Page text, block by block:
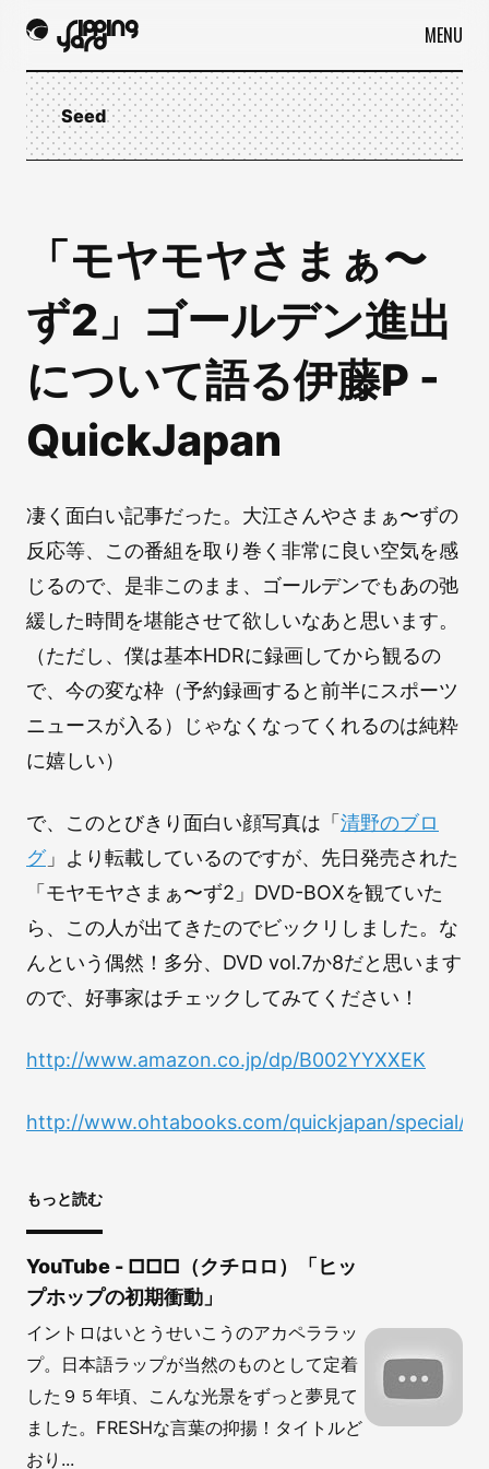
MENU
Seed
「モヤモヤさまぁ〜
ず2」ゴールデン進出
について語る伊藤P -
QuickJapan
凄く面白い記事だった。大江さんやさまぁ〜ずの
反応等、この番組を取り巻く非常に良い空気を感
じるので、是非このまま、ゴールデンでもあの弛
緩した時間を堪能させて欲しいなあと思います。
（ただし、僕は基本HDRに録画してから観るの
で、今の変な枠（予約録画すると前半にスポーツ
ニュースが入る）じゃなくなってくれるのは純粋
に嬉しい）
で、このとびきり面白い顔写真は「清野のブロ
グ」より転載しているのですが、先日発売された
「モヤモヤさまぁ〜ず2」DVD-BOXを観ていた
ら、この人が出てきたのでビックリしました。な
んという偶然！多分、DVD vol.7か8だと思います
ので、好事家はチェックしてみてください！
http://www.amazon.co.jp/dp/B002YYXXEK
http://www.ohtabooks.com/quickjapan/special/
もっと読む
YouTube - □□□（クチロロ）「ヒッ
プホップの初期衝動」
イントロはいとうせいこうのアカペララッ
プ。日本語ラップが当然のものとして定着
した９５年頃、こんな光景をずっと夢見て
ました。FRESHな言葉の抑揚！タイトルど
おり...